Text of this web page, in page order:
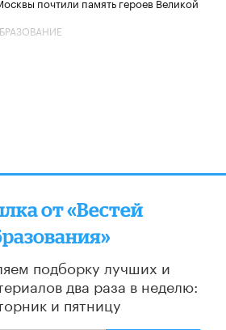
от «Вестей
подборку лучших и
два раза в неделю:
и пятницу